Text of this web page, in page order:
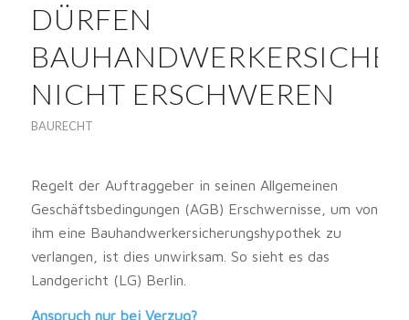
DÜRFEN
NICHT ERSCHWEREN
BAURECHT
Regelt der Auftraggeber in seinen Allgemeinen
Geschäftsbedingungen (AGB) Erschwernisse, um von
ihm eine Bauhandwerkersicherungshypothek zu
verlangen, ist dies unwirksam. So sieht es das
Landgericht (LG) Berlin.
Anspruch nur bei Verzug?